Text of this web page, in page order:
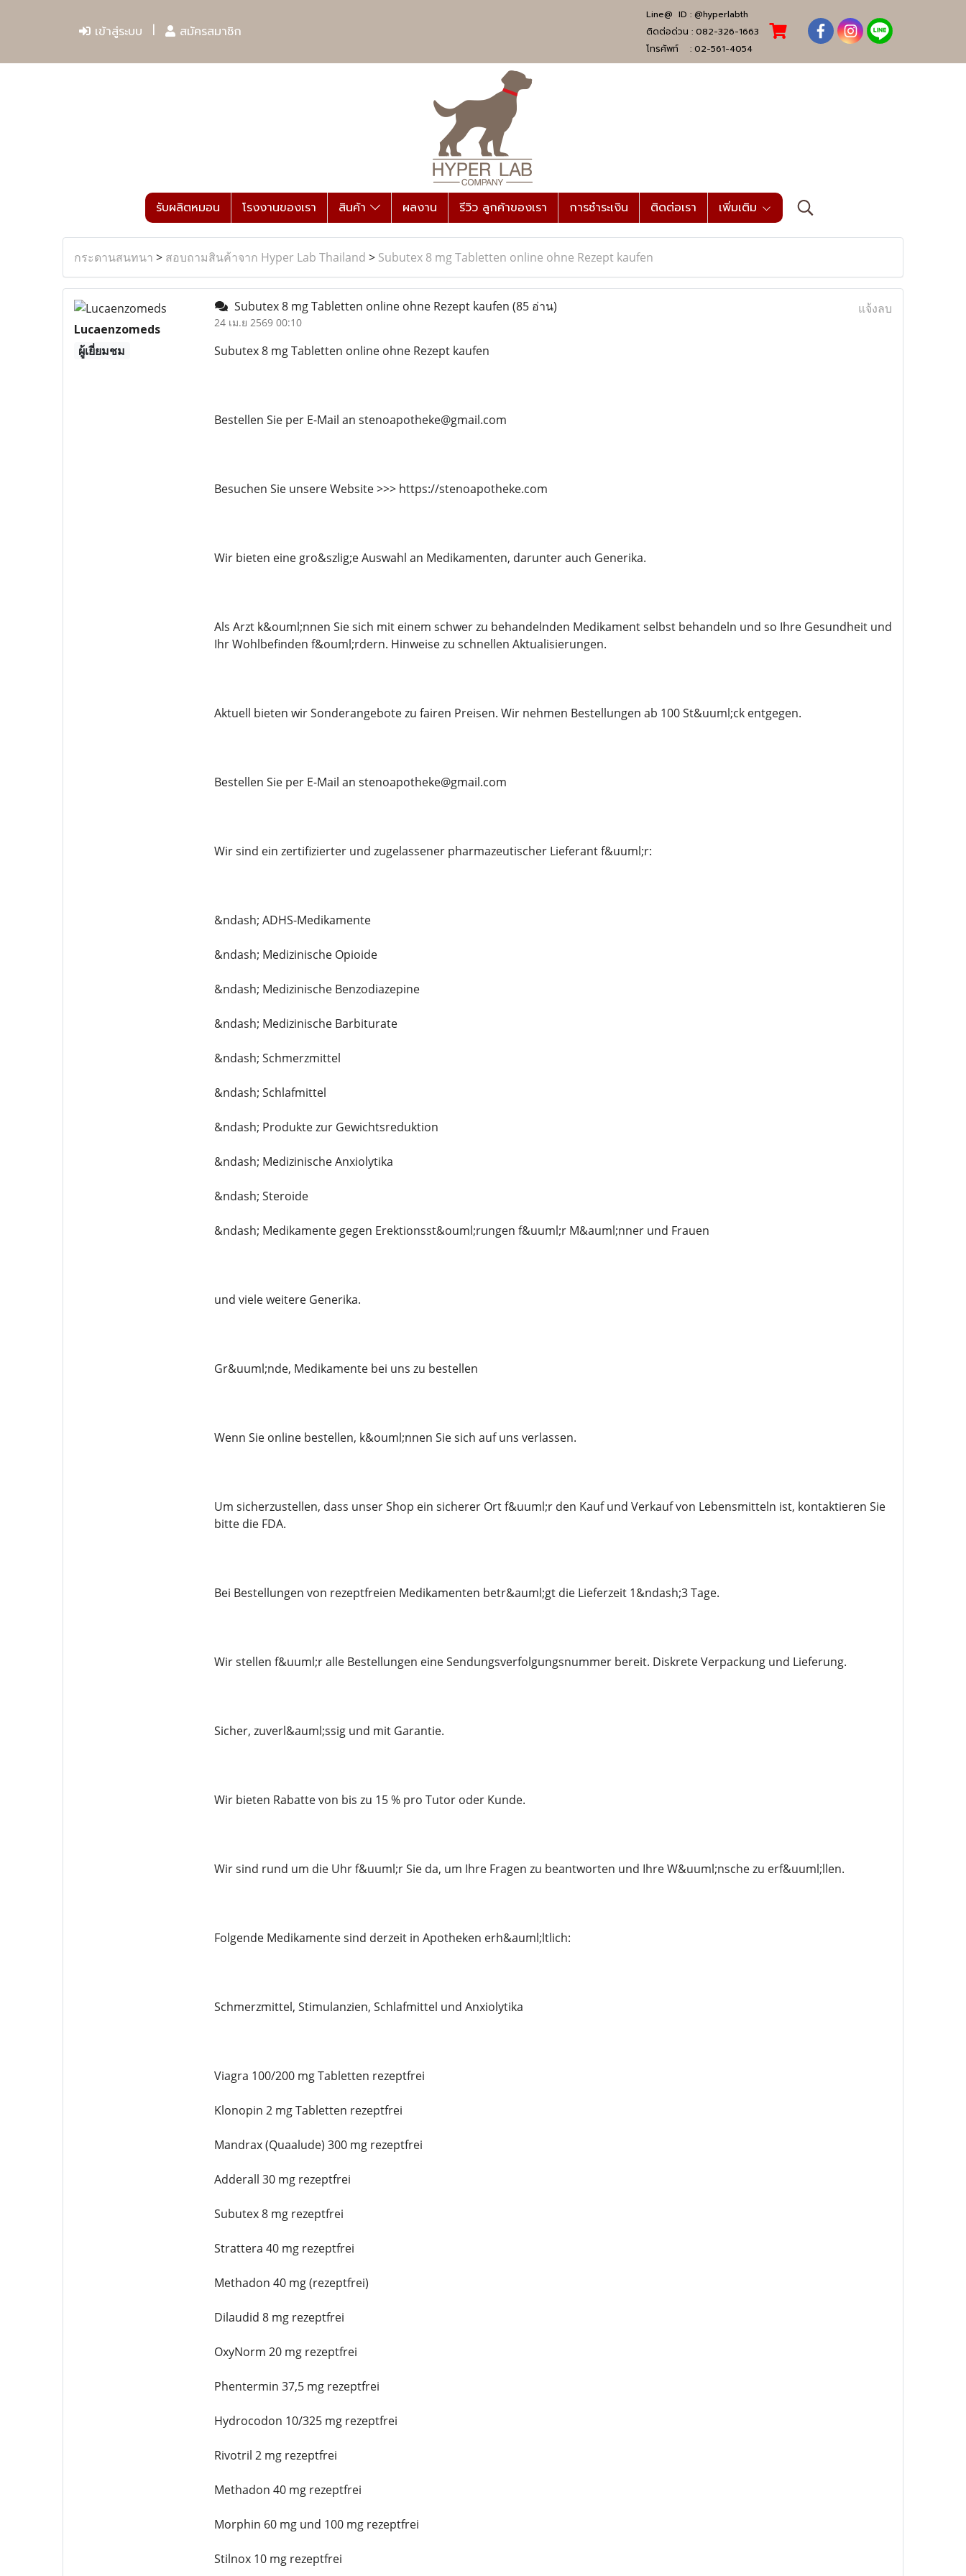
เข้าสู่ระบบ สมัครสมาชิก
Line@ ID : @hyperlabth
ติดต่อด่วน : 082-326-1663
โทรศัพท์ : 02-561-4054
รับผลิตหมอน โรงงานของเรา สินค้า ผลงาน รีวิว ลูกค้าของเรา การชำระเงิน ติดต่อเรา เพิ่มเติม
กระดานสนทนา > สอบถามสินค้าจาก Hyper Lab Thailand > Subutex 8 mg Tabletten online ohne Rezept kaufen
Lucaenzomeds
ผู้เยี่ยมชม
Subutex 8 mg Tabletten online ohne Rezept kaufen (85 อ่าน)
24 เม.ย 2569 00:10
แจ้งลบ
Subutex 8 mg Tabletten online ohne Rezept kaufen
Bestellen Sie per E-Mail an stenoapotheke@gmail.com
Besuchen Sie unsere Website >>> https://stenoapotheke.com
Wir bieten eine gro&szlig;e Auswahl an Medikamenten, darunter auch Generika.
Als Arzt k&ouml;nnen Sie sich mit einem schwer zu behandelnden Medikament selbst behandeln und so Ihre Gesundheit und
Ihr Wohlbefinden f&ouml;rdern. Hinweise zu schnellen Aktualisierungen.
Aktuell bieten wir Sonderangebote zu fairen Preisen. Wir nehmen Bestellungen ab 100 St&uuml;ck entgegen.
Bestellen Sie per E-Mail an stenoapotheke@gmail.com
Wir sind ein zertifizierter und zugelassener pharmazeutischer Lieferant f&uuml;r:
&ndash; ADHS-Medikamente
&ndash; Medizinische Opioide
&ndash; Medizinische Benzodiazepine
&ndash; Medizinische Barbiturate
&ndash; Schmerzmittel
&ndash; Schlafmittel
&ndash; Produkte zur Gewichtsreduktion
&ndash; Medizinische Anxiolytika
&ndash; Steroide
&ndash; Medikamente gegen Erektionsst&ouml;rungen f&uuml;r M&auml;nner und Frauen
und viele weitere Generika.
Gr&uuml;nde, Medikamente bei uns zu bestellen
Wenn Sie online bestellen, k&ouml;nnen Sie sich auf uns verlassen.
Um sicherzustellen, dass unser Shop ein sicherer Ort f&uuml;r den Kauf und Verkauf von Lebensmitteln ist, kontaktieren Sie
bitte die FDA.
Bei Bestellungen von rezeptfreien Medikamenten betr&auml;gt die Lieferzeit 1&ndash;3 Tage.
Wir stellen f&uuml;r alle Bestellungen eine Sendungsverfolgungsnummer bereit. Diskrete Verpackung und Lieferung.
Sicher, zuverl&auml;ssig und mit Garantie.
Wir bieten Rabatte von bis zu 15 % pro Tutor oder Kunde.
Wir sind rund um die Uhr f&uuml;r Sie da, um Ihre Fragen zu beantworten und Ihre W&uuml;nsche zu erf&uuml;llen.
Folgende Medikamente sind derzeit in Apotheken erh&auml;ltlich:
Schmerzmittel, Stimulanzien, Schlafmittel und Anxiolytika
Viagra 100/200 mg Tabletten rezeptfrei
Klonopin 2 mg Tabletten rezeptfrei
Mandrax (Quaalude) 300 mg rezeptfrei
Adderall 30 mg rezeptfrei
Subutex 8 mg rezeptfrei
Strattera 40 mg rezeptfrei
Methadon 40 mg (rezeptfrei)
Dilaudid 8 mg rezeptfrei
OxyNorm 20 mg rezeptfrei
Phentermin 37,5 mg rezeptfrei
Hydrocodon 10/325 mg rezeptfrei
Rivotril 2 mg rezeptfrei
Methadon 40 mg rezeptfrei
Morphin 60 mg und 100 mg rezeptfrei
Stilnox 10 mg rezeptfrei